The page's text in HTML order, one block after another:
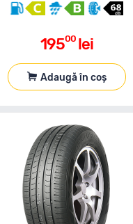
19500 lei
Adaugă în coș